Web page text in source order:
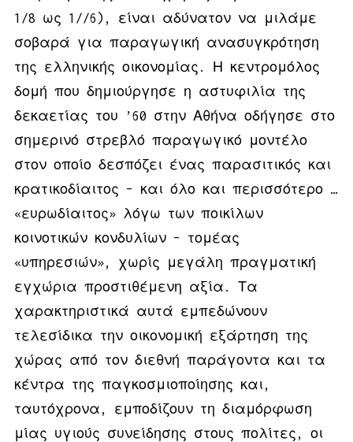
1/8 ως 1//6), είναι αδύνατον να μιλάμε
σοβαρά για παραγωγική ανασυγκρότηση
της ελληνικής οικονομίας. Η κεντρομόλος
δομή που δημιούργησε η αστυφιλία της
δεκαετίας του ’60 στην Αθήνα οδήγησε στο
σημερινό στρεβλό παραγωγικό μοντέλο
στον οποίο δεσπόζει ένας παρασιτικός και
κρατικοδίαιτος – και όλο και περισσότερο …
«ευρωδίαιτος» λόγω των ποικίλων
κοινοτικών κονδυλίων – τομέας
«υπηρεσιών», χωρίς μεγάλη πραγματική
εγχώρια προστιθέμενη αξία. Τα
χαρακτηριστικά αυτά εμπεδώνουν
τελεσίδικα την οικονομική εξάρτηση της
χώρας από τον διεθνή παράγοντα και τα
κέντρα της παγκοσμιοποίησης και,
ταυτόχρονα, εμποδίζουν τη διαμόρφωση
μίας υγιούς συνείδησης στους πολίτες, οι